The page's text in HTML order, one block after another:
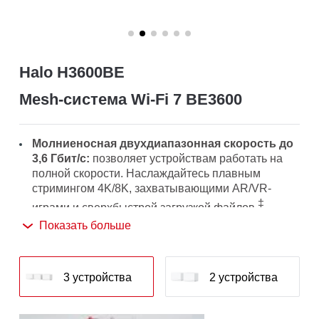
Halo H3600BE
Mesh-система Wi-Fi 7 BE3600
Молниеносная двухдиапазонная скорость до
3,6 Гбит/с: позволяет устройствам работать на
полной скорости. Наслаждайтесь плавным
стримингом 4K/8K, захватывающими AR/VR-
играми и сверхбыстрой загрузкой файлов. ‡
производительности.
Показать больше
3 устройства 2 устройства